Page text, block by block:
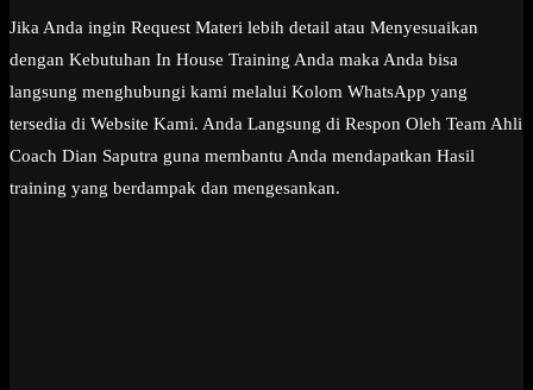
Jika Anda ingin Request Materi lebih detail atau Menyesuaikan
dengan Kebutuhan In House Training Anda maka Anda bisa
langsung menghubungi kami melalui Kolom WhatsApp yang
tersedia di Website Kami. Anda Langsung di Respon Oleh Team Ahli
Coach Dian Saputra guna membantu Anda mendapatkan Hasil
training yang berdampak dan mengesankan.